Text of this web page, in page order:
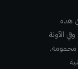
هذه
الآونة
محمومة.